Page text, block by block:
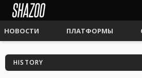
НОВОСТИ ПЛАТФОРМЫ
HISTORY